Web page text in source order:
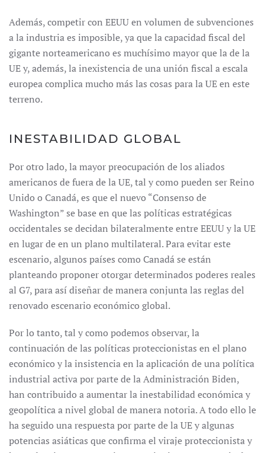
Además, competir con EEUU en volumen de subvenciones
a la industria es imposible, ya que la capacidad fiscal del
gigante norteamericano es muchísimo mayor que la de la
UE y, además, la inexistencia de una unión fiscal a escala
europea complica mucho más las cosas para la UE en este
terreno.
INESTABILIDAD GLOBAL
Por otro lado, la mayor preocupación de los aliados
americanos de fuera de la UE, tal y como pueden ser Reino
Unido o Canadá, es que el nuevo “Consenso de
Washington” se base en que las políticas estratégicas
occidentales se decidan bilateralmente entre EEUU y la UE
en lugar de en un plano multilateral. Para evitar este
escenario, algunos países como Canadá se están
planteando proponer otorgar determinados poderes reales
al G7, para así diseñar de manera conjunta las reglas del
renovado escenario económico global.
Por lo tanto, tal y como podemos observar, la
continuación de las políticas proteccionistas en el plano
económico y la insistencia en la aplicación de una política
industrial activa por parte de la Administración Biden,
han contribuido a aumentar la inestabilidad económica y
geopolítica a nivel global de manera notoria. A todo ello le
ha seguido una respuesta por parte de la UE y algunas
potencias asiáticas que confirma el viraje proteccionista y